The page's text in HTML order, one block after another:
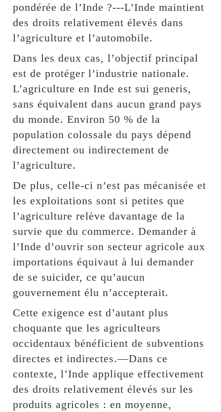
pondérée de l’Inde ?---L’Inde maintient
des droits relativement élevés dans
l’agriculture et l’automobile.
Dans les deux cas, l’objectif principal
est de protéger l’industrie nationale.
L’agriculture en Inde est sui generis,
sans équivalent dans aucun grand pays
du monde. Environ 50 % de la
population colossale du pays dépend
directement ou indirectement de
l’agriculture.
De plus, celle-ci n’est pas mécanisée et
les exploitations sont si petites que
l’agriculture relève davantage de la
survie que du commerce. Demander à
l’Inde d’ouvrir son secteur agricole aux
importations équivaut à lui demander
de se suicider, ce qu’aucun
gouvernement élu n’accepterait.
Cette exigence est d’autant plus
choquante que les agriculteurs
occidentaux bénéficient de subventions
directes et indirectes.—Dans ce
contexte, l’Inde applique effectivement
des droits relativement élevés sur les
produits agricoles : en moyenne,